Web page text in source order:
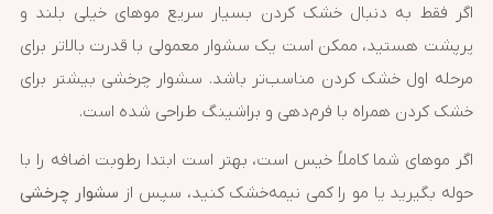
اگر فقط به دنبال خشک کردن بسیار سریع موهای خیلی بلند و
پرپشت هستید، ممکن است یک سشوار معمولی با قدرت بالاتر برای
مرحله اول خشک کردن مناسب‌تر باشد. سشوار چرخشی بیشتر برای
خشک کردن همراه با فرم‌دهی و براشینگ طراحی شده است.
اگر موهای شما کاملاً خیس است، بهتر است ابتدا رطوبت اضافه را با
حوله بگیرید یا مو را کمی نیمه‌خشک کنید، سپس از سشوار چرخشی